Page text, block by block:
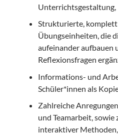
Unterrichtsgestaltung,
Strukturierte,
Übungseinheiten, die
aufeinander aufbauen
Reflexionsfragen
Informations- und
Schüler*innen als
Zahlreiche
und Teamarbeit, sowie
interaktiver Methoden,